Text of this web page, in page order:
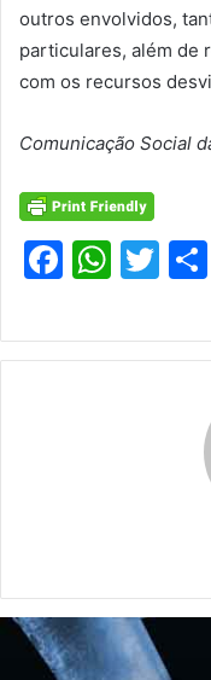
outros envolvidos,
particulares, além de
com os recursos
Comunicação Social
F
c
e
W
at
s
T
itt
er